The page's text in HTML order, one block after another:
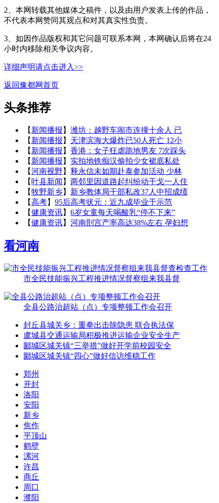
2、本网转载其他媒体之稿件，以及由用户发表上传的作品，
不代表本网赞同其观点和对其真实性负责。
3、如因作品版权和其它问题可联系本网，本网确认后将在24
小时内移除相关争议内容。
详细声明请点击进入>>
返回豫都网首页
头条推荐
【 新闻播报 】 潍坊：越野车闹市连撞十余人 已
【 新闻播报 】 天津滨海大爆炸已50人死亡 12小
【 新闻播报 】 香港：女子狂虐跪地男友 7次踩头
【 新闻播报 】 实拍地铁痴汉偷拍少女裙底私处
【河南视野 】 释永信未如期赴泰参加活动 少林
【 叶县新闻 】 两邻里因道路起纠纷动干戈一人住
【牧野新乡】 新乡教体局干部私改37人中招成绩
【高考】 95后高考状元：近九成毕业于示范
【健康资讯】 6岁女童每天喝酸乳“停不下来”
【健康资讯】 河南剖宫产率高达38%左右 孕妇想
看河南
市全民技能振兴工程推进情况督察组来我县督
全县公路治超站（点）专项整顿工作会召开
封丘县城关乡：重拳出击除隐患 联合执法保
虞城县交通运输局积极推进运输企业安全生产
郾城区城关镇“三举措”做好开学前校园安全
郾城区城关镇“四心”做好信访维稳工作
郑州
开封
洛阳
安阳
新乡
焦作
平顶山
鹤壁
漯河
许昌
商丘
周口
濮阳